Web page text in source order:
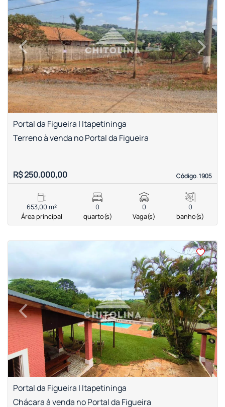
‹Previous ›
Next
Portal da Figueira | Itapetininga
Código. 1905
Código. 1905
Terreno à venda no Portal da Figueira
R$ 250.000,00
653,00 m²
Área principal
0
quarto(s)
0
Vaga(s)
0
banho(s)
‹Previous ›
Next
Portal da Figueira | Itapetininga
Chácara à venda no Portal da Figueira